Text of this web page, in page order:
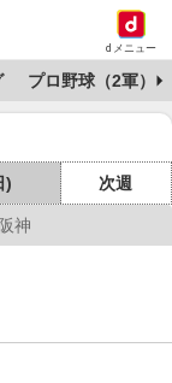
dメニュー
プロ野球（2軍）
) 次週
阪神